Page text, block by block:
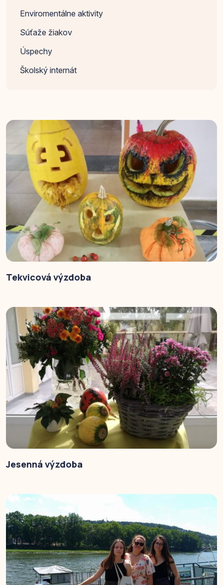
Enviromentálne aktivity
Súťaže žiakov
Úspechy
Školský internát
Tekvicová výzdoba
Jesenná výzdoba